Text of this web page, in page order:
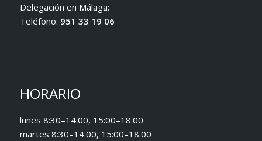
Delegación en Málaga:
Teléfono: 951 33 19 06
HORARIO
lunes 8:30–14:00, 15:00–18:00
martes 8:30–14:00, 15:00–18:00